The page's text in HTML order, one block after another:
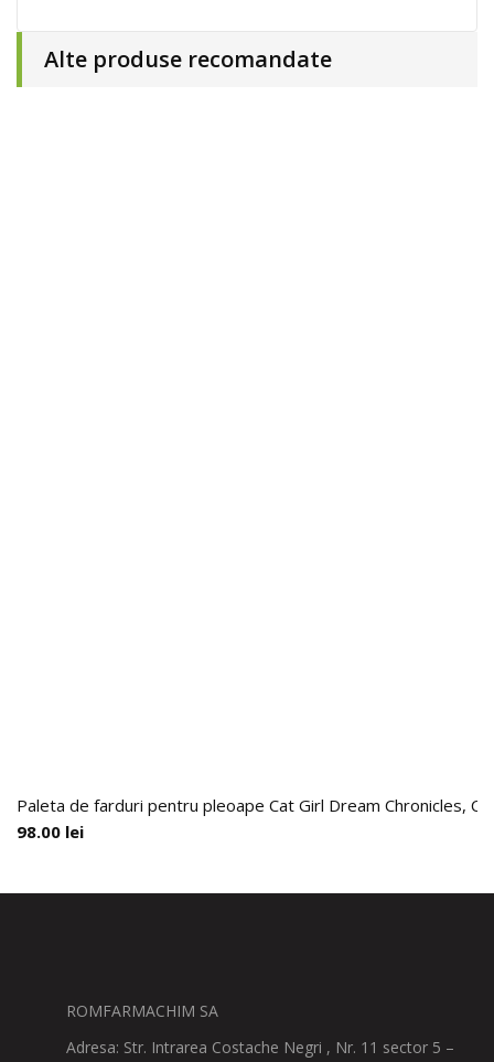
Alte produse recomandate
Paleta de farduri pentru pleoape Cat Girl Dream Chronicles,
98.00 lei
ROMFARMACHIM SA
Adresa: Str. Intrarea Costache Negri , Nr. 11 sector 5 –